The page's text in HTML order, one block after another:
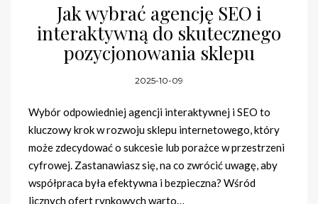
Jak wybrać agencję SEO i
interaktywną do skutecznego
pozycjonowania sklepu
2025-10-09
Wybór odpowiedniej agencji interaktywnej i SEO to
kluczowy krok w rozwoju sklepu internetowego, który
może zdecydować o sukcesie lub porażce w przestrzeni
cyfrowej. Zastanawiasz się, na co zwrócić uwagę, aby
współpraca była efektywna i bezpieczna? Wśród
licznych ofert rynkowych warto…